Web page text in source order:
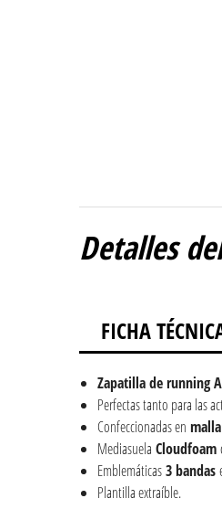
Detalles
FICHA
Zapatilla de running
Perfectas tanto para las
Confeccionadas en
Mediasuela Cloudfoam
Emblemáticas3 bandas
Plantilla extraíble.